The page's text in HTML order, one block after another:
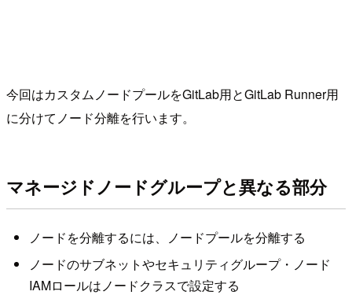
今回はカスタムノードプールをGitLab用とGitLab Runner用
に分けてノード分離を行います。
マネージドノードグループと異なる部分
ノードを分離するには、ノードプールを分離する
ノードのサブネットやセキュリティグループ・ノード
IAMロールはノードクラスで設定する